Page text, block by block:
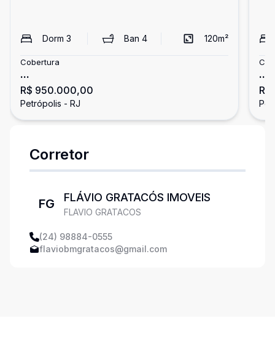
Dorm 3 Ban 4 120m²
Cobertura
...
R$ 950.000,00
Petrópolis - RJ
...
Corretor
FG FLÁVIO GRATACÓS IMOVEIS
FLAVIO GRATACOS
(24) 98884-0555
flaviobmgratacos@gmail.com